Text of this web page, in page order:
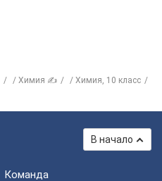
Химия ✍
Химия, 10 класс
В начало
Команда